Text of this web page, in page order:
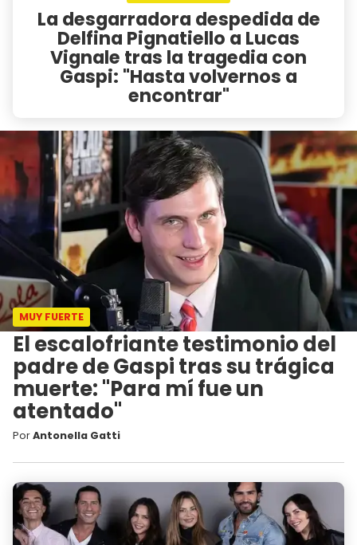
La desgarradora despedida de
Delfina Pignatiello a Lucas
Vignale tras la tragedia con
Gaspi: "Hasta volvernos a
encontrar"
MUY FUERTE
El escalofriante testimonio del
padre de Gaspi tras su trágica
muerte: "Para mí fue un
atentado"
PorAntonella Gatti